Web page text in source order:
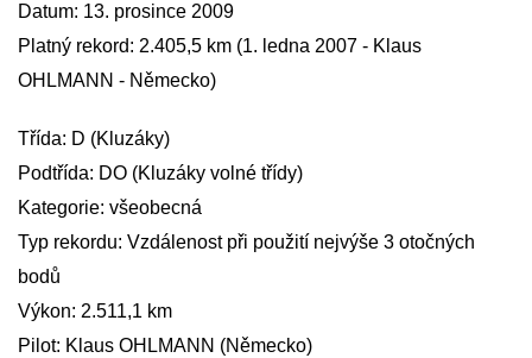
Datum: 13. prosince 2009
Platný rekord: 2.405,5 km (1. ledna 2007 - Klaus
OHLMANN - Německo)
Třída: D (Kluzáky)
Podtřída: DO (Kluzáky volné třídy)
Kategorie: všeobecná
Typ rekordu: Vzdálenost při použití nejvýše 3 otočných
bodů
Výkon: 2.511,1 km
Pilot: Klaus OHLMANN (Německo)